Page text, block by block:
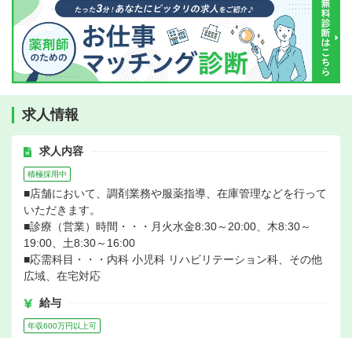
求人情報
求人内容
積極採用中
■店舗において、調剤業務や服薬指導、在庫管理などを行って
いただきます。
■診療（営業）時間・・・月火水金8:30～20:00、木8:30～
19:00、土8:30～16:00
■応需科目・・・内科 小児科 リハビリテーション科、その他
広域、在宅対応
給与
年収600万円以上可